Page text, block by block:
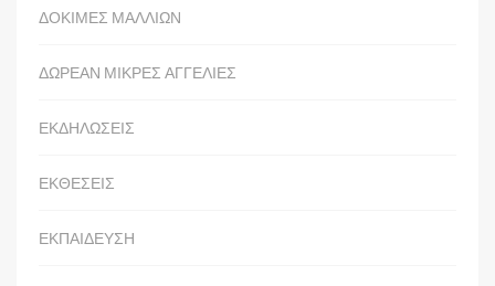
ΔΟΚΙΜΕΣ ΜΑΛΛΙΩΝ
ΔΩΡΕΑΝ ΜΙΚΡΕΣ ΑΓΓΕΛΙΕΣ
ΕΚΔΗΛΩΣΕΙΣ
ΕΚΘΕΣΕΙΣ
ΕΚΠΑΙΔΕΥΣΗ